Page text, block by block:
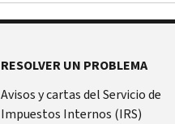
RESOLVER UN PROBLEMA
Avisos y cartas del Servicio de
Impuestos Internos (IRS)